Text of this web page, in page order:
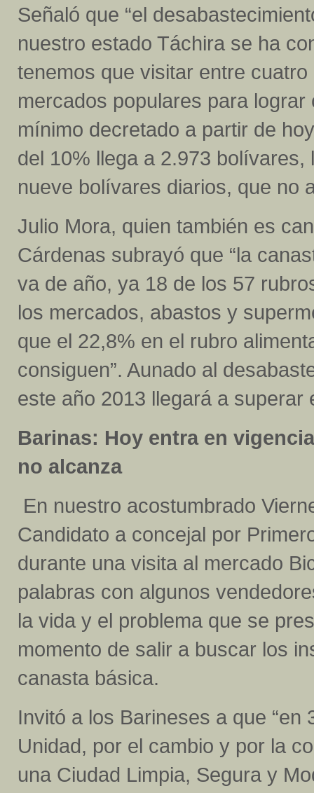
Señaló que “el
nuestro estado Táchira se ha
tenemos que visitar entre
mercados populares para
mínimo decretado a partir de
del 10% llega a 2.973
nueve bolívares diarios, que no
Julio Mora, quien también es
Cárdenas subrayó que “la
va de año, ya 18 de los 57
los mercados, abastos y
que el 22,8% en el rubro
consiguen”. Aunado al
este año 2013 llegará a superar
Barinas: Hoy entra en
no alcanza
En nuestro acostumbrado
Candidato a concejal por
durante una visita al mercado
palabras con algunos
la vida y el problema que se
momento de salir a buscar los
canasta básica.
Invitó a los Barineses a que
Unidad, por el cambio y por la
una Ciudad Limpia, Segura y